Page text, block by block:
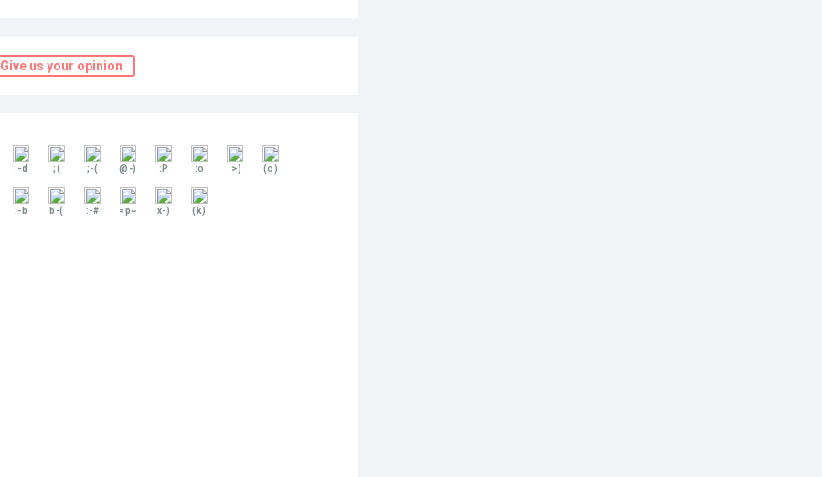
Give us your opinion
:-d ;( ;-( @-) :P :o :>) (o)
:-b b-( :-# =p~ x-) (k)